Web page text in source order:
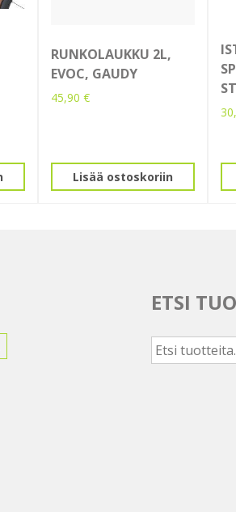
RUNKOLAUKKU 2L,
EVOC, GAUDY
45,90 €
Lisää ostoskoriin
ETSI
Etsi: